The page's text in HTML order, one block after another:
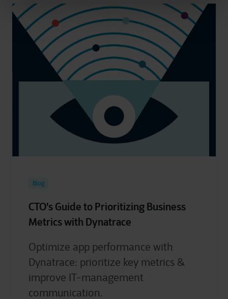
Blog
CTO's Guide to Prioritizing Business
Metrics with Dynatrace
Optimize app performance with
Dynatrace: prioritize key metrics &
improve IT-management
communication.